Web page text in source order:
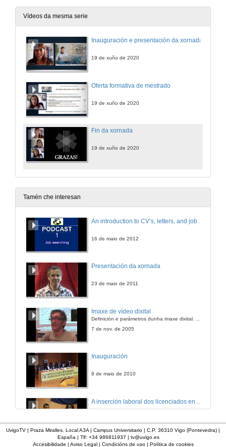
Vídeos da mesma serie
Inauguración e presentación da xornada
19 de xuño de 2020
Oferta formativa de mestrado
19 de xuño de 2020
Fin da xornada
19 de xuño de 2020
Tamén che interesan
16 de maio de 2012
Presentación da xornada
23 de maio de 2011
Imaxe de vídeo dixital
Definición e parámetros dunha imaxe dixital. Resolución e Aspecto. Profundidade da cor. Compresión. Frame por segundo. Entrelazado. Campos, cadros
7 de nov. de 2005
Inauguración
8 de maio de 2010
UvigoTV | Praza Miralles. Local A3A | Campus Universitario | C.P. 36310 Vigo (Pontevedra) |
España | Tlf: +34 986811937 | tv@uvigo.es
Accesibilidade | Aviso Legal| Condicións de uso| Política de cookies